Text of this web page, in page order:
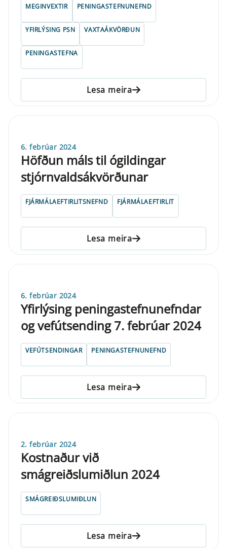
MEGINVEXTIR PENINGASTEFNUNEFND
YFIRLÝSING PSN VAXTAÁKVÖRÐUN
PENINGASTEFNA
Lesa meira
6. febrúar 2024
Höfðun máls til ógildingar
stjórnvaldsákvörðunar
FJÁRMÁLAEFTIRLITSNEFND FJÁRMÁLAEFTIRLIT
Lesa meira
6. febrúar 2024
Yfirlýsing peningastefnunefndar
og vefútsending 7. febrúar 2024
VEFÚTSENDINGAR PENINGASTEFNUNEFND
Lesa meira
2. febrúar 2024
Kostnaður við
smágreiðslumiðlun 2024
SMÁGREIÐSLUMIÐLUN
Lesa meira